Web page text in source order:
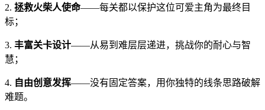
2. 拯救火柴人使命——每关都以保护这位可爱主角为最终目
标；
3. 丰富关卡设计——从易到难层层递进，挑战你的耐心与智
慧；
4. 自由创意发挥——没有固定答案，用你独特的线条思路破解
难题。